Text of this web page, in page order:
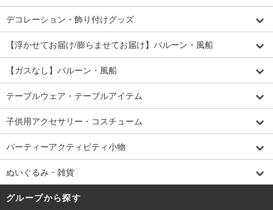
デコレーション・飾り付けグッズ
【浮かせてお届け/膨らませてお届け】バルーン・風船
【ガスなし】バルーン・風船
テーブルウェア・テーブルアイテム
子供用アクセサリー・コスチューム
パーティーアクティビティ小物
ぬいぐるみ・雑貨
グループから探す